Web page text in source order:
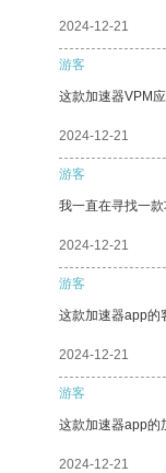
2024-12-21
游客
这款加速器VPM
2024-12-21
游客
我一直在寻找一
2024-12-21
游客
这款加速器app的
2024-12-21
游客
这款加速器app的
2024-12-21